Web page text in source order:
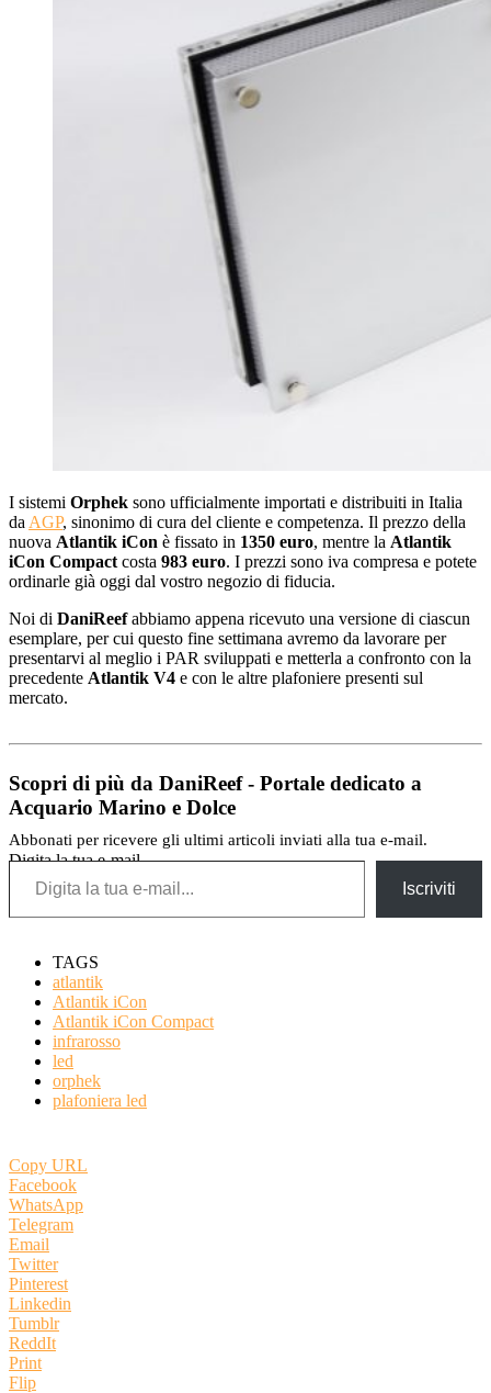
I sistemi Orphek sono ufficialmente importati e distribuiti in Italia
da AGP, sinonimo di cura del cliente e competenza. Il prezzo della
nuova Atlantik iCon è fissato in 1350 euro, mentre la Atlantik
iCon Compact costa 983 euro. I prezzi sono iva compresa e potete
ordinarle già oggi dal vostro negozio di fiducia.
Noi di DaniReefabbiamo appena ricevuto una versione di ciascun
esemplare, per cui questo fine settimana avremo da lavorare per
presentarvi al meglio i PAR sviluppati e metterla a confronto con la
precedente Atlantik V4 e con le altre plafoniere presenti sul
mercato.
Scopri di più da DaniReef - Portale dedicato a
Acquario Marino e Dolce
Abbonati per ricevere gli ultimi articoli inviati alla tua e-mail.
Digita la tua e-mail...
Iscriviti
TAGS
atlantik
Atlantik iCon
Atlantik iCon Compact
infrarosso
led
orphek
plafoniera led
Copy URL
Facebook
WhatsApp
Telegram
Email
Twitter
Pinterest
Linkedin
Tumblr
ReddIt
Print
Flip